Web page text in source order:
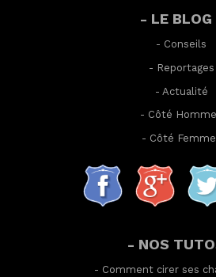
- LE
- Conseils
- Reportages
- Actualité
- Côté
- Côté
- NOS
- Comment cirer ses